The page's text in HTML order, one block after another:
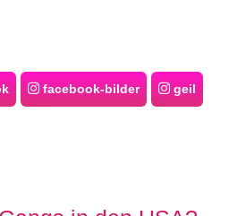
facebook-bilder geil